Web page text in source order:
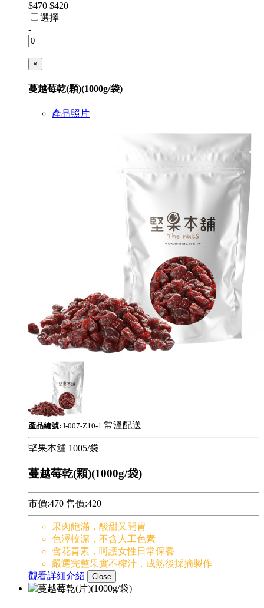
$470 $420
選擇
-
+
×
蔓越莓乾(顆)(1000g/袋)
產品照片
產品編號: I-007-Z10-1 常溫配送
堅果本舖 1005/袋
蔓越莓乾(顆)(1000g/袋)
市價:470 售價:420
果肉飽滿，酸甜又開胃
色澤較深，不含人工色素
含花青素，呵護女性日常保養
嚴選完整果實不榨汁，成熟後採摘製作
觀看詳細介紹
Close